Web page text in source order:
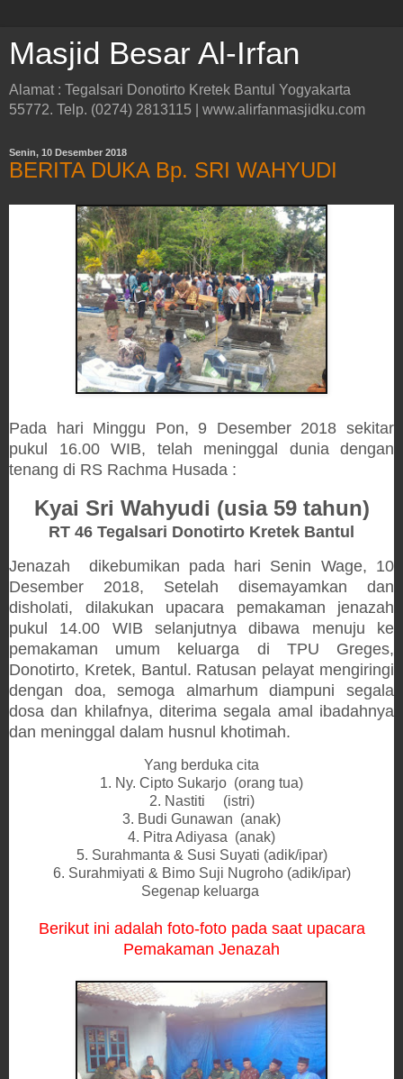
Masjid Besar Al-Irfan
Alamat : Tegalsari Donotirto Kretek Bantul Yogyakarta
55772. Telp. (0274) 2813115 | www.alirfanmasjidku.com
Senin, 10 Desember 2018
BERITA DUKA Bp. SRI WAHYUDI
Pada hari Minggu Pon, 9 Desember 2018 sekitar
pukul 16.00 WIB, telah meninggal dunia dengan
tenang di RS Rachma Husada :
Kyai Sri Wahyudi (usia 59 tahun)
RT 46 Tegalsari Donotirto Kretek Bantul
Jenazah dikebumikan pada hari Senin Wage, 10
Desember 2018, Setelah disemayamkan dan
disholati, dilakukan upacara pemakaman jenazah
pukul 14.00 WIB selanjutnya dibawa menuju ke
pemakaman umum keluarga di TPU Greges,
Donotirto, Kretek, Bantul. Ratusan pelayat mengiringi
dengan doa, semoga almarhum diampuni segala
dosa dan khilafnya, diterima segala amal ibadahnya
dan meninggal dalam husnul khotimah.
Yang berduka cita
1. Ny. Cipto Sukarjo (orang tua)
2. Nastiti (istri)
3. Budi Gunawan (anak)
4. Pitra Adiyasa (anak)
5. Surahmanta & Susi Suyati (adik/ipar)
6. Surahmiyati & Bimo Suji Nugroho (adik/ipar)
Segenap keluarga
Berikut ini adalah foto-foto pada saat upacara
Pemakaman Jenazah